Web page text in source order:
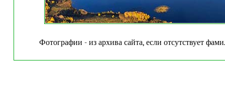
Фотографии - из архива сайта, если отсутствует